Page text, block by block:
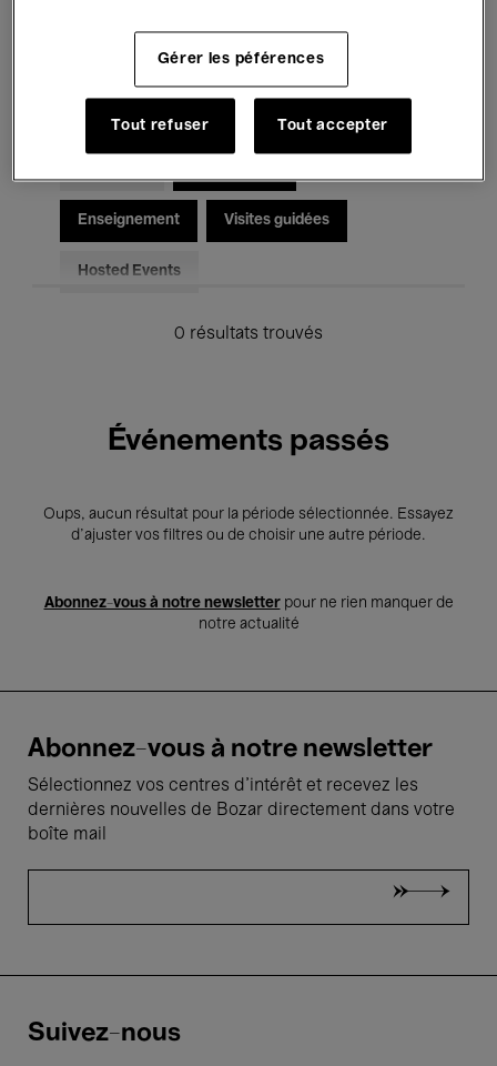
Musique classique Global Music
Enseignement Visites guidées
Hosted Events
0 résultats trouvés
Événements passés
Oups, aucun résultat pour la période sélectionnée. Essayez
d’ajuster vos filtres ou de choisir une autre période.
Abonnez-vous à notre newsletterpour ne rien manquer de
notre actualité
Abonnez-vous à notre newsletter
Sélectionnez vos centres d'intérêt et recevez les
dernières nouvelles de Bozar directement dans votre
boîte mail
Suivez-nous
Gérer les péférences
Tout refuser Tout accepter